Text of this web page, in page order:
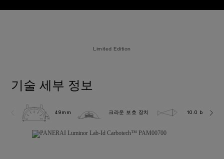
Limited Edition
기술 세부 정보
49mm 크라운 보호 장치 10.0 bar